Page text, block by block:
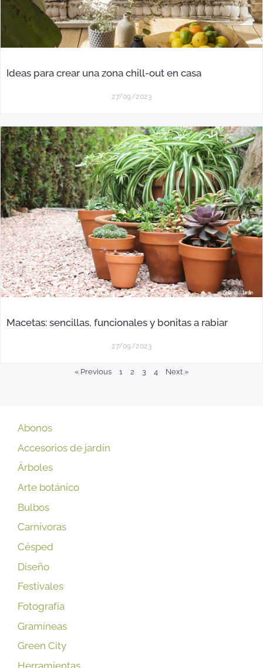
Ideas para crear una zona chill-out en casa
27/09/2023
Macetas: sencillas, funcionales y bonitas a rabiar
27/09/2023
« Previous 1 2 3 4 Next »
Abonos
Accesorios de jardín
Árboles
Arte botánico
Bulbos
Carnívoras
Césped
Diseño
Festivales
Fotografía
Gramíneas
Green City